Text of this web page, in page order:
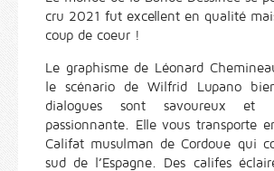
cru 2021 fut excellent en qualité
coup de coeur !
Le graphisme de Léonard
le scénario de Wilfrid Lupano
dialogues sont savoureux et
passionnante. Elle vous transporte
Califat musulman de Cordoue qui
sud de l’Espagne. Des califes